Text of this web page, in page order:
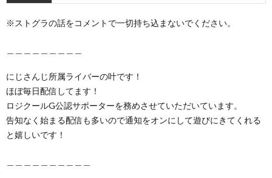
※ストグラの話をコメントで一切持ち込まないでください。
にじさんじ所属ライバーの叶です！
ほぼ毎日配信してます！
ロジクールG公認サポーターを務めさせていただいています。
告知なく始まる配信も多いので通知をオンにして遊びにきてくれる
と嬉しいです！